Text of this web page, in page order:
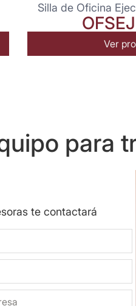
Silla de Oficina
Ver
para
te contactará